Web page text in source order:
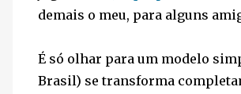
demais o meu, para alguns
É só olhar para um modelo
Brasil) se transforma